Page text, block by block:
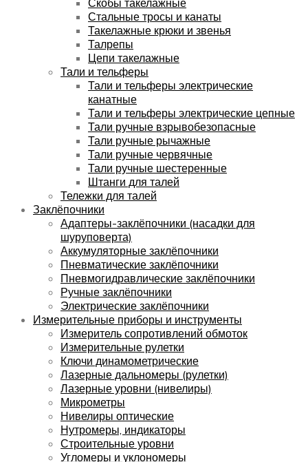
Стальные тросы и канаты
Такелажные крюки и звенья
Талрепы
Цепи такелажные
Тали и тельферы
Тали и тельферы электрические
канатные
Тали и тельферы электрические цепные
Тали ручные взрывобезопасные
Тали ручные рычажные
Тали ручные червячные
Тали ручные шестеренные
Штанги для талей
Тележки для талей
Заклёпочники
Адаптеры-заклёпочники (насадки для
шуруповерта)
Аккумуляторные заклёпочники
Пневматические заклёпочники
Пневмогидравлические заклёпочники
Ручные заклёпочники
Электрические заклёпочники
Измерительные приборы и инструменты
Измеритель сопротивлений обмоток
Измерительные рулетки
Ключи динамометрические
Лазерные дальномеры (рулетки)
Лазерные уровни (нивелиры)
Микрометры
Нивелиры оптические
Нутромеры, индикаторы
Строительные уровни
Угломеры и уклономеры